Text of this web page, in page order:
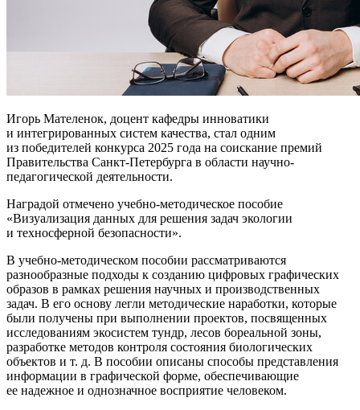
Игорь Мателенок, доцент кафедры инноватики
и интегрированных систем качества, стал одним
из победителей конкурса 2025 года на соискание премий
Правительства Санкт-Петербурга в области научно-
педагогической деятельности.
Наградой отмечено учебно-методическое пособие
«Визуализация данных для решения задач экологии
и техносферной безопасности».
В учебно-методическом пособии рассматриваются
разнообразные подходы к созданию цифровых графических
образов в рамках решения научных и производственных
задач. В его основу легли методические наработки, которые
были получены при выполнении проектов, посвященных
исследованиям экосистем тундр, лесов бореальной зоны,
разработке методов контроля состояния биологических
объектов и т. д. В пособии описаны способы представления
информации в графической форме, обеспечивающие
ее надежное и однозначное восприятие человеком.